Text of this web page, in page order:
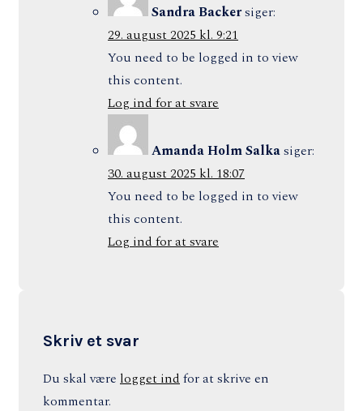
Sandra Backersiger:
29. august 2025 kl. 9:21
You need to be logged in to view
this content.
Log ind for at svare
Amanda Holm Salkasiger:
30. august 2025 kl. 18:07
You need to be logged in to view
this content.
Log ind for at svare
Skriv et svar
Du skal være logget ind for at skrive en
kommentar.